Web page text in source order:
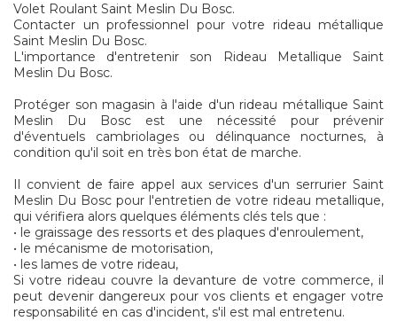
Volet Roulant Saint Meslin Du Bosc.
Contacter un professionnel pour votre rideau métallique
Saint Meslin Du Bosc.
L'importance d'entretenir son Rideau Metallique Saint
Meslin Du Bosc.
Protéger son magasin à l'aide d'un rideau métallique Saint
Meslin Du Bosc est une nécessité pour prévenir
d'éventuels cambriolages ou délinquance nocturnes, à
condition qu'il soit en très bon état de marche.
Il convient de faire appel aux services d'un serrurier Saint
Meslin Du Bosc pour l'entretien de votre rideau metallique,
qui vérifiera alors quelques éléments clés tels que :
• le graissage des ressorts et des plaques d'enroulement,
• le mécanisme de motorisation,
• les lames de votre rideau,
Si votre rideau couvre la devanture de votre commerce, il
peut devenir dangereux pour vos clients et engager votre
responsabilité en cas d'incident, s'il est mal entretenu.